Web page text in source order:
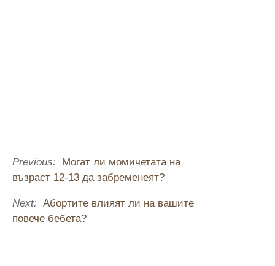
Previous:
Могат ли момичетата на
възраст 12-13 да забременеят?
Next: Абортите влияят ли на вашите
повече бебета?